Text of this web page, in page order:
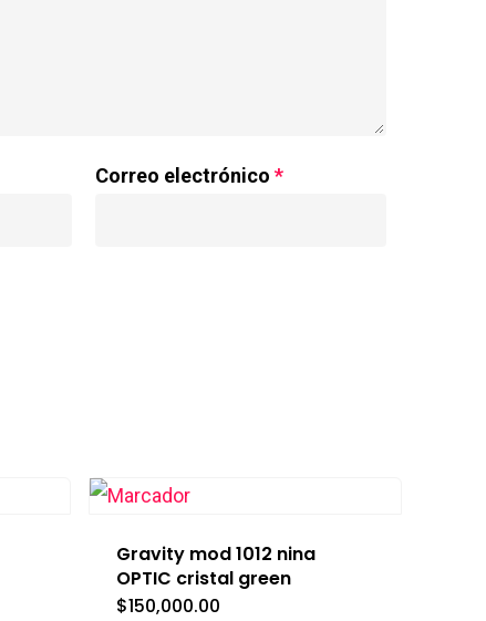
Correo electrónico*
Gravity mod 1012 nina
OPTIC cristal green
$150,000.00